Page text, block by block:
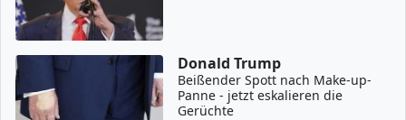
Donald Trump
Beißender Spott nach Make-up-
Panne - jetzt eskalieren die
Gerüchte